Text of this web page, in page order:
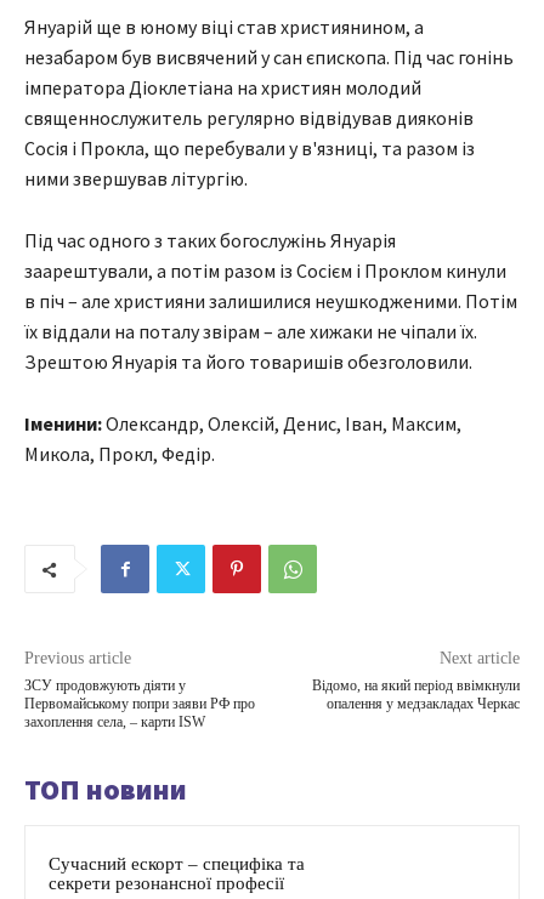
Януарій ще в юному віці став християнином, а
незабаром був висвячений у сан єпископа. Під час гонінь
імператора Діоклетіана на християн молодий
священнослужитель регулярно відвідував дияконів
Сосія і Прокла, що перебували у в'язниці, та разом із
ними звершував літургію.
Під час одного з таких богослужінь Януарія
заарештували, а потім разом із Сосієм і Проклом кинули
в піч – але християни залишилися неушкодженими. Потім
їх віддали на поталу звірам – але хижаки не чіпали їх.
Зрештою Януарія та його товаришів обезголовили.
Іменини:Олександр, Олексій, Денис, Іван, Максим,
Микола, Прокл, Федір.
Previous article
ЗСУ продовжують діяти у
Первомайському попри заяви РФ про
захоплення села, – карти ISW
Next article
Відомо, на який період ввімкнули
опалення у медзакладах Черкас
ТОП новини
Сучасний ескорт – специфіка та
секрети резонансної професії